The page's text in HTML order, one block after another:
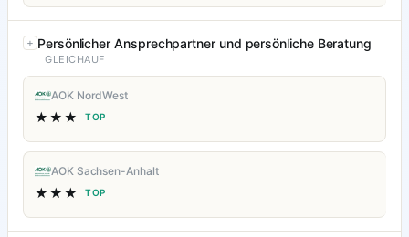
Persönlicher Ansprechpartner und persönliche Beratung
GLEICHAUF
AOK NordWest
★★★ TOP
AOK Sachsen-Anhalt
★★★ TOP